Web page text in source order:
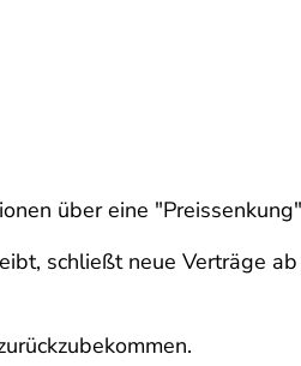
über eine
schließt neue Verträge ab